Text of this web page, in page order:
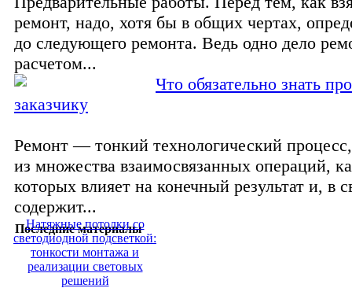
ремонт, надо, хотя бы в общих чертах,
до следующего ремонта. Ведь одно дело
расчетом...
Что обязательно знать
заказчику
Ремонт — тонкий технологический
из множества взаимосвязанных операций,
которых влияет на конечный результат и, в
содержит...
Последние материалы
Натяжные потолки со
светодиодной подсветкой:
тонкости монтажа и
реализации световых
решений